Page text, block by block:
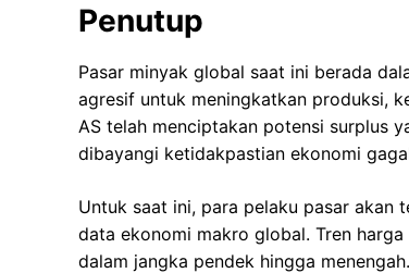
Penutup
Pasar minyak global saat ini berada
agresif untuk meningkatkan produksi,
AS telah menciptakan potensi surplus
dibayangi ketidakpastian ekonomi
Untuk saat ini, para pelaku pasar akan
data ekonomi makro global. Tren
dalam jangka pendek hingga